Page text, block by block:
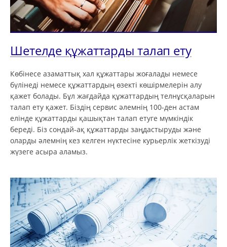
Шетелде құжаттарды талап ету
Көбінесе азаматтық хал құжаттары жоғалады немесе
бүлінеді немесе құжаттардың өзекті көшірмелерін алу
қажет болады. Бұл жағдайда құжаттардың телнұсқаларын
талап ету қажет. Біздің сервис әлемнің 100-ден астам
елінде құжаттарды қашықтан талап етуге мүмкіндік
береді. Біз сондай-ақ құжаттарды заңдастыруды және
оларды әлемнің кез келген нүктесіне курьерлік жеткізуді
жүзеге асыра аламыз.